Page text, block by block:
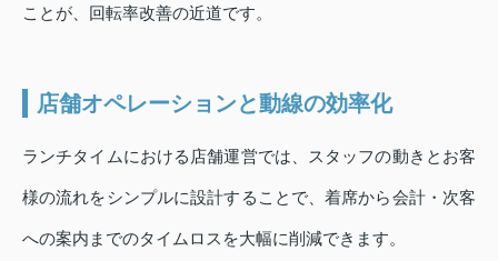
ことが、回転率改善の近道です。
店舗オペレーションと動線の効率化
ランチタイムにおける店舗運営では、スタッフの動きとお客
様の流れをシンプルに設計することで、着席から会計・次客
への案内までのタイムロスを大幅に削減できます。